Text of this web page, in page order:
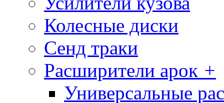
Колесные диски
Сенд траки
Расширители арок +
Универсальные